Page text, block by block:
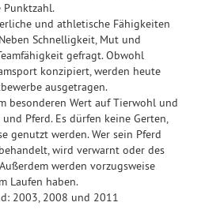
und athletische Fähigkeiten
Schnelligkeit, Mut und
gefragt. Obwohl
konzipiert, werden heute
ausgetragen.
besonderen Wert auf Tierwohl und
Pferd. Es dürfen keine Gerten,
genutzt werden. Wer sein Pferd
wird verwarnt oder des
werden vorzugsweise
Laufen haben.
2003, 2008 und 2011